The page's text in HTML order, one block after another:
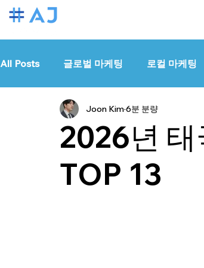
All Posts 글로벌 마케팅 로컬 마케팅
2026년 태
TOP 13
Joon Kim6분 분량